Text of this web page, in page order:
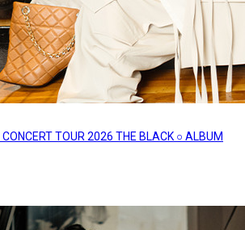
TOUR 2026 THE BLACK ○ ALBUM